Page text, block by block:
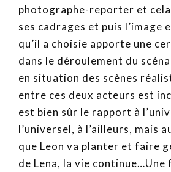
photographe-reporter et cela
ses cadrages et puis l’image
qu’il a choisie apporte une
dans le déroulement du
en situation des scènes
entre ces deux acteurs est
est bien sûr le rapport à
l’universel, à l’ailleurs, mais
que Leon va planter et faire
de Lena, la vie continue…Une